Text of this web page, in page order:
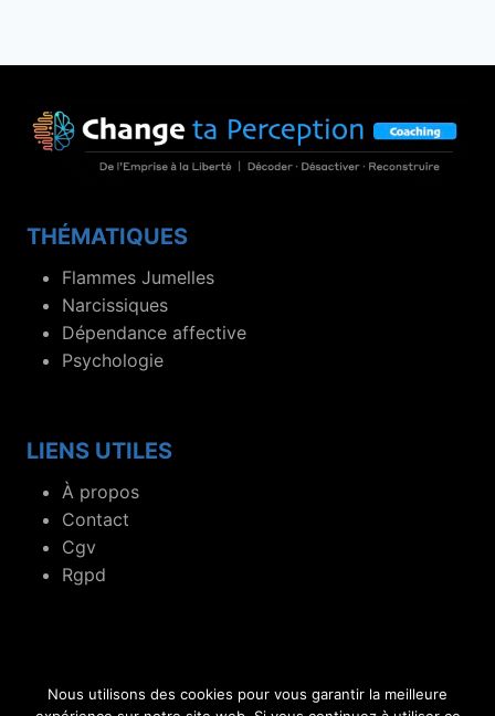
THÉMATIQUES
Flammes Jumelles
Narcissiques
Dépendance affective
Psychologie
LIENS UTILES
À propos
Contact
Cgv
Rgpd
Nous utilisons des cookies pour vous garantir la meilleure